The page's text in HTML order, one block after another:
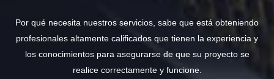
Por qué necesita nuestros servicios, sabe que está obteniendo
profesionales altamente calificados que tienen la experiencia y
los conocimientos para asegurarse de que su proyecto se
realice correctamente y funcione.